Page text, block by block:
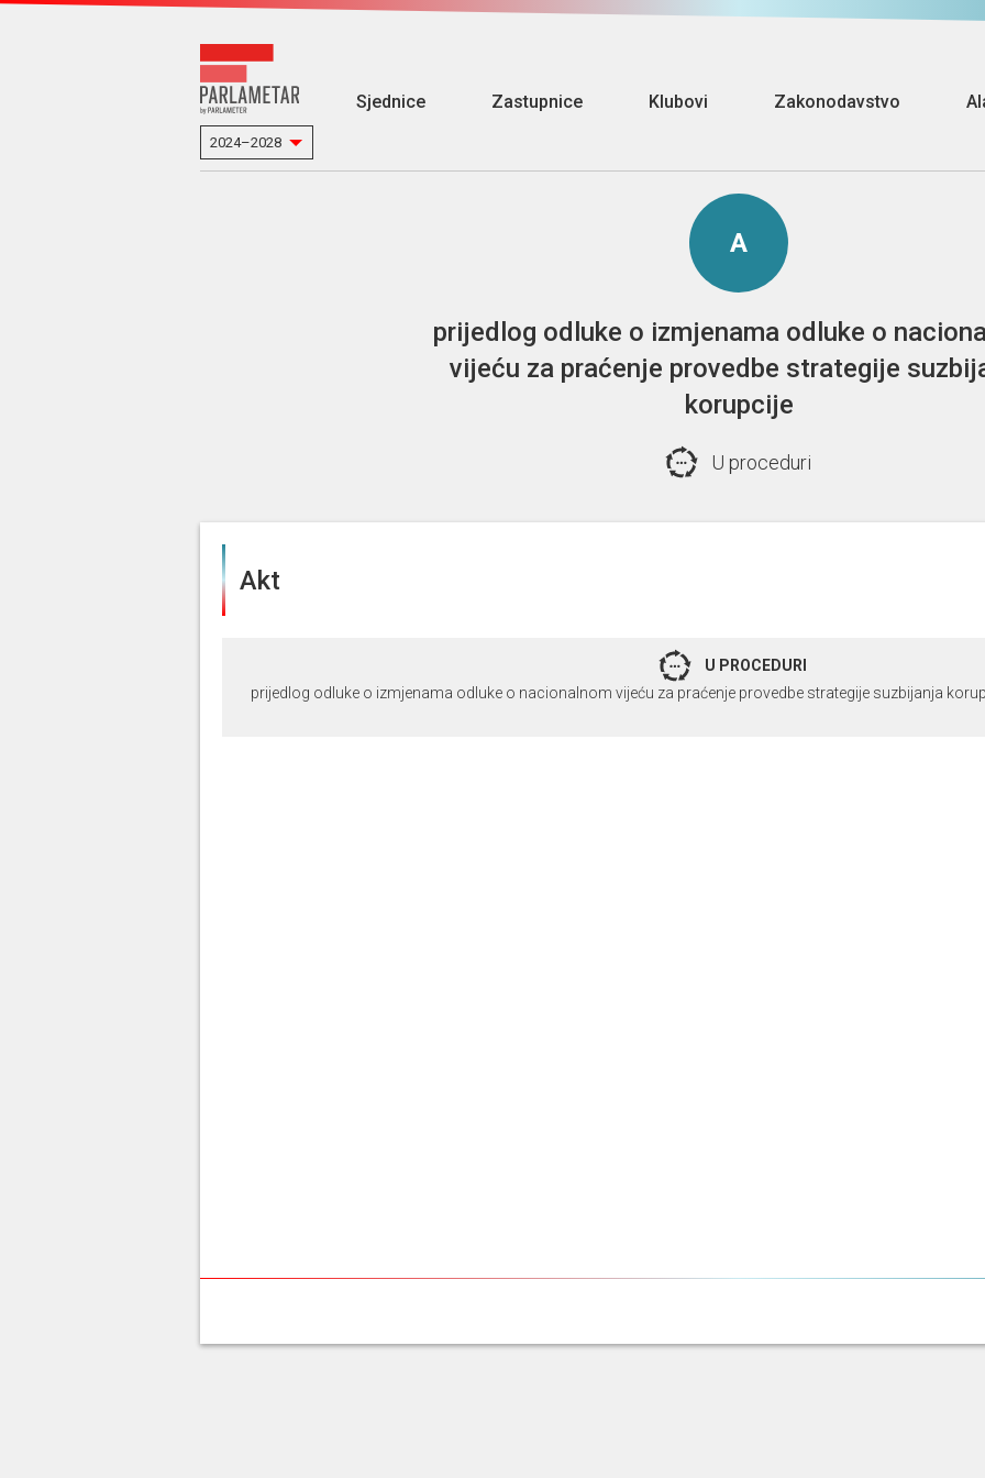
Sjednice Zastupnice Klubovi Zakonodavstvo
A
prijedlog odluke o izmjenama odluke o
vijeću za praćenje provedbe strategije
korupcije
U proceduri
Akt
U PROCEDURI
prijedlog odluke o izmjenama odluke o nacionalnom vijeću za praćenje provedbe strategije suzbijanja